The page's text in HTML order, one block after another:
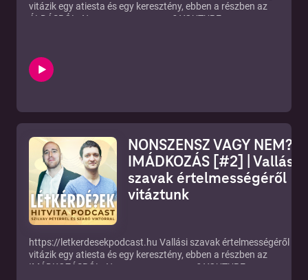
vitázik egy atiesta és egy keresztény, ebben a részben az
ÁLDÁSRÓL. Nonszensz vagy nem? YOUTUBE:
NONSZENSZ VAGY NEM? –
IMÁDKOZÁS [#2] | Vallási
szavak értelmességéről
vitáztunk
https://letkerdesekpodcast.hu Vallási szavak értelmességéről
vitázik egy atiesta és egy keresztény, ebben a részben az
IMÁDKOZÁSRÓL. Nonszensz vagy nem? YOUTUBE: